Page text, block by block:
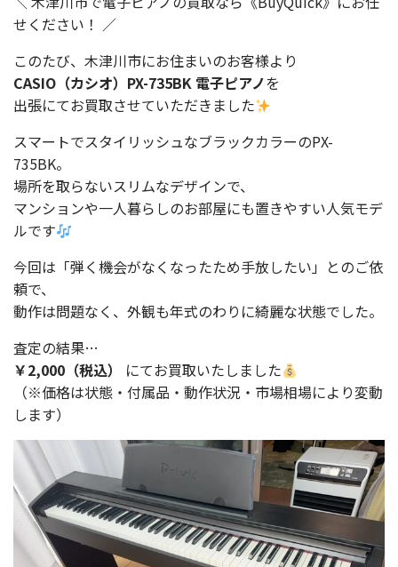
せください！ ／
このたび、木津川市にお住まいのお客様より
CASIO（カシオ）PX-735BK 電子ピアノを
出張にてお買取させていただきました
スマートでスタイリッシュなブラックカラーのPX-
735BK。
場所を取らないスリムなデザインで、
マンションや一人暮らしのお部屋にも置きやすい人気モデ
ルです
今回は「弾く機会がなくなったため手放したい」とのご依
頼で、
動作は問題なく、外観も年式のわりに綺麗な状態でした。
査定の結果…
￥2,000（税込）
にてお買取いたしました
（※価格は状態・付属品・動作状況・市場相場により変動
します）